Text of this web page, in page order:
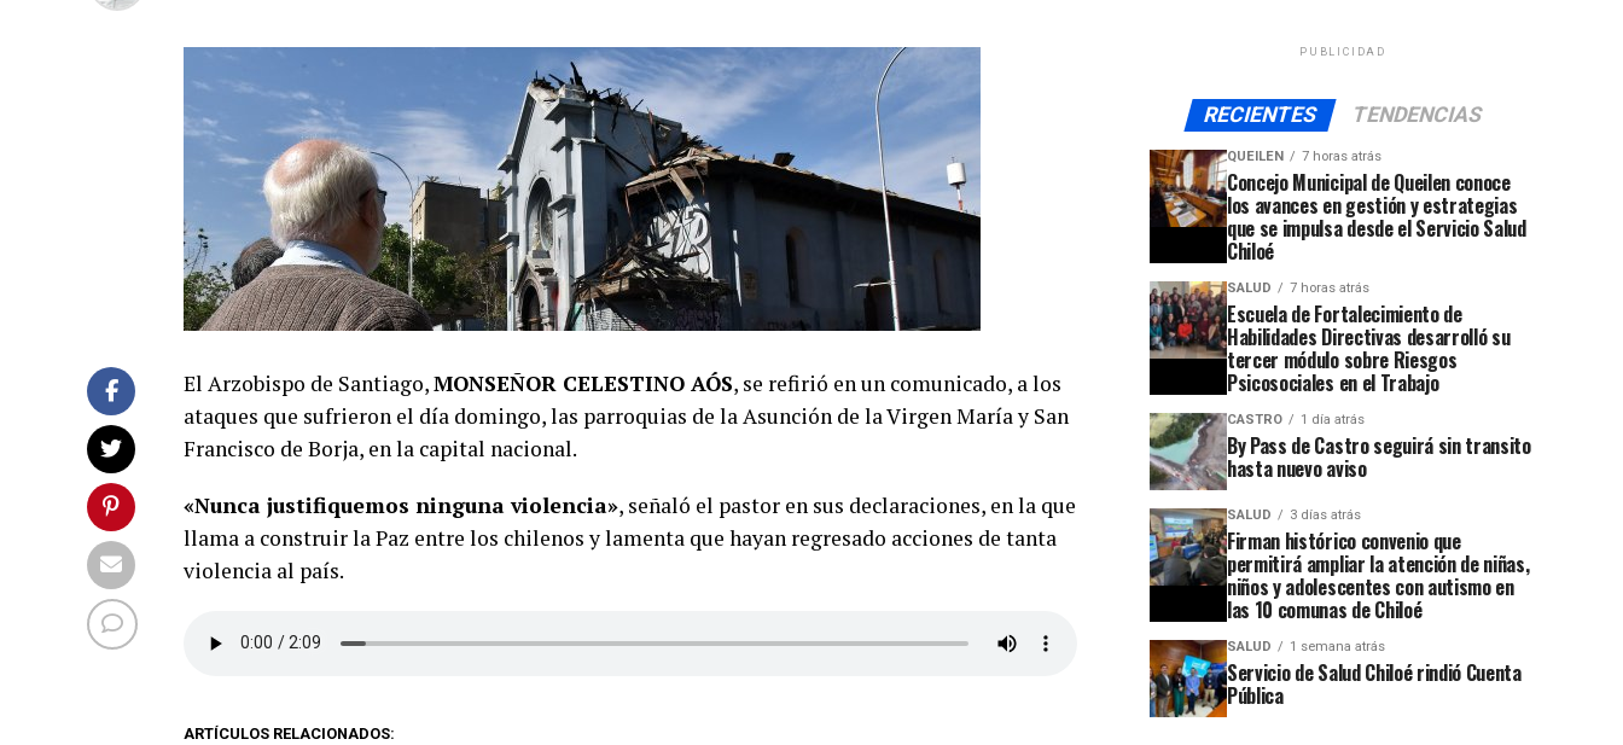
El Arzobispo de Santiago,MONSEÑOR CELESTINO AÓS, se refirió en un comunicado, a los
ataques que sufrieron el día domingo, las parroquias de la Asunción de la Virgen María y San
Francisco de Borja, en la capital nacional.
«Nunca justifiquemos ninguna violencia», señaló el pastor en sus declaraciones, en la que
llama a construir la Paz entre los chilenos y lamenta que hayan regresado acciones de tanta
violencia al país.
ARTÍCULOS RELACIONADOS:
PUBLICIDAD
RECIENTES TENDENCIAS
QUEILEN 7 horas atrás
Concejo Municipal de Queilen conoce
los avances en gestión y estrategias
que se impulsa desde el Servicio Salud
Chiloé
SALUD 7 horas atrás
Escuela de Fortalecimiento de
Habilidades Directivas desarrolló su
tercer módulo sobre Riesgos
Psicosociales en el Trabajo
CASTRO 1 día atrás
By Pass de Castro seguirá sin transito
hasta nuevo aviso
SALUD 3 días atrás
Firman histórico convenio que
permitirá ampliar la atención de niñas,
niños y adolescentes con autismo en
las 10 comunas de Chiloé
SALUD 1 semana atrás
Servicio de Salud Chiloé rindió Cuenta
Pública